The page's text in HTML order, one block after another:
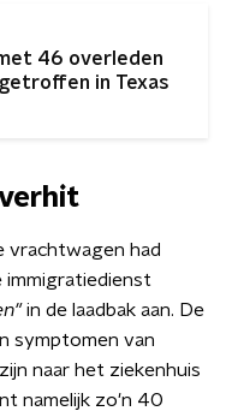
46 overleden
in Texas
vrachtwagen had
in de laadbak aan. De
symptomen van
naar het ziekenhuis
namelijk zo'n 40